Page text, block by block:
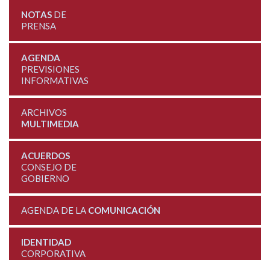
NOTASDE
PRENSA
AGENDA
PREVISIONES
INFORMATIVAS
ARCHIVOS
MULTIMEDIA
ACUERDOS
CONSEJO DE
GOBIERNO
AGENDA DE LA COMUNICACIÓN
IDENTIDAD
CORPORATIVA